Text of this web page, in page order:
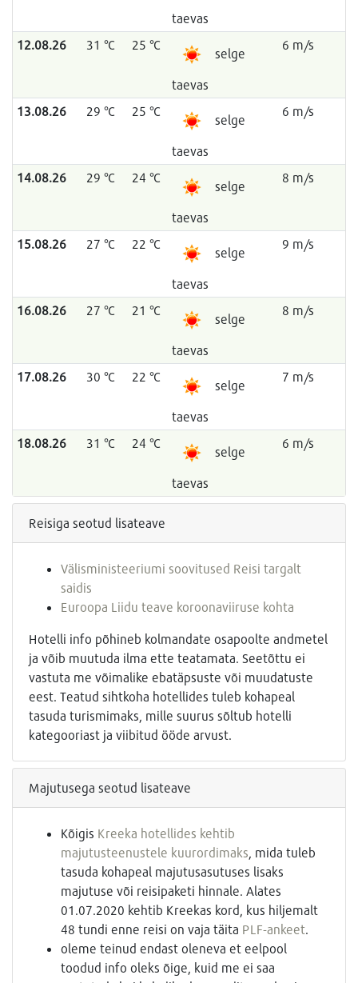
taevas
12.08.26 31 °C 25 °C
selge
taevas
6 m/s
13.08.26 29 °C 25 °C
selge
taevas
6 m/s
14.08.26 29 °C 24 °C
selge
taevas
8 m/s
15.08.26 27 °C 22 °C
selge
taevas
9 m/s
16.08.26 27 °C 21 °C
selge
taevas
8 m/s
17.08.26 30 °C 22 °C
selge
taevas
7 m/s
18.08.26 31 °C 24 °C
selge
taevas
6 m/s
Reisiga seotud lisateave
Välisministeeriumi soovitused Reisi targalt
saidis
Euroopa Liidu teave koroonaviiruse kohta
Hotelli info põhineb kolmandate osapoolte andmetel
ja võib muutuda ilma ette teatamata. Seetõttu ei
vastuta me võimalike ebatäpsuste või muudatuste
eest. Teatud sihtkoha hotellides tuleb kohapeal
tasuda turismimaks, mille suurus sõltub hotelli
kategooriast ja viibitud ööde arvust.
Majutusega seotud lisateave
Kõigis Kreeka hotellides kehtib
majutusteenustele kuurordimaks, mida tuleb
tasuda kohapeal majutusasutuses lisaks
majutuse või reisipaketi hinnale. Alates
01.07.2020 kehtib Kreekas kord, kus hiljemalt
48 tundi enne reisi on vaja täita PLF-ankeet.
oleme teinud endast oleneva et eelpool
toodud info oleks õige, kuid me ei saa